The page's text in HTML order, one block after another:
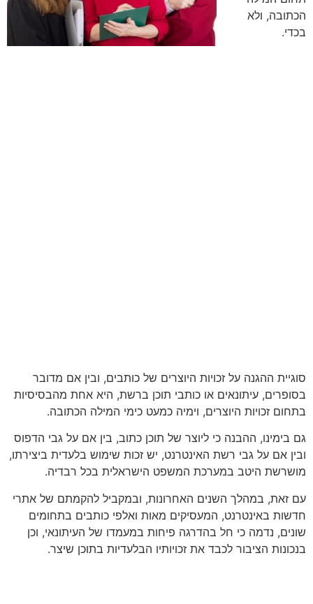
הכתובה, ולא
בכדי.
סוגיית ההגנה על זכויות היוצרים של כותבים, ובין אם מדובר
בסופרים, עיתונאים או כותבי תוכן ברשת, היא אחת מהבסיסיות
בתחום זכויות היוצרים, וימיה כמעט כימי המילה הכתובה.
גם בימינו, ההבנה כי ליוצר של תוכן כתוב, בין אם על גבי הדפוס
ובין אם על גבי רשת האינטרנט, יש זכות שימוש בלעדית ביצירתו,
מושרשת היטב במערכת המשפט הישראלית בכל רבדיה.
עם זאת, במהלך השנים האחרונות, ובמקביל להקמתם של אתרי
חדשות באינטרנט, המעסיקים מאות ואלפי כותבים בתחומים
שונים, נדמה כי חל בהדרגה פיחות במעמדו של העיתונאי, וכן
בנכונות הציבור לכבד את זכויותיו הבלעדיות בתוכן שיצר.